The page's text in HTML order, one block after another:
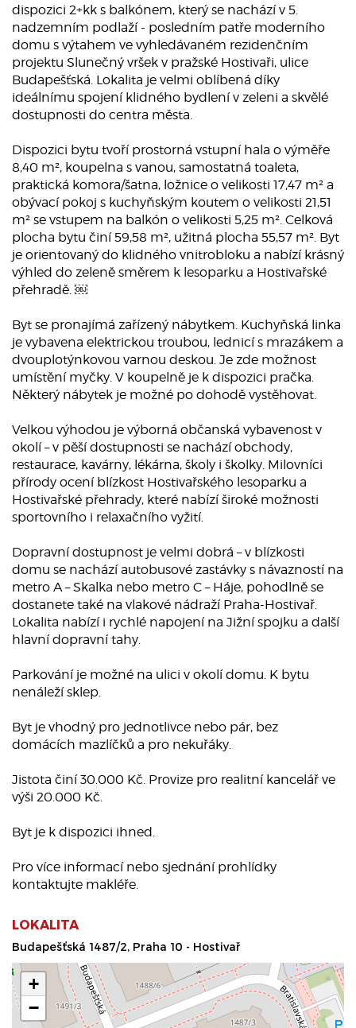
dispozici 2+kk s balkónem, který se nachází v 5.
nadzemním podlaží - posledním patře moderního
domu s výtahem ve vyhledávaném rezidenčním
projektu Slunečný vršek v pražské Hostivaři, ulice
Budapešťská. Lokalita je velmi oblíbená díky
ideálnímu spojení klidného bydlení v zeleni a skvělé
dostupnosti do centra města.
Dispozici bytu tvoří prostorná vstupní hala o výměře
8,40 m², koupelna s vanou, samostatná toaleta,
praktická komora/šatna, ložnice o velikosti 17,47 m² a
obývací pokoj s kuchyňským koutem o velikosti 21,51
m² se vstupem na balkón o velikosti 5,25 m². Celková
plocha bytu činí 59,58 m², užitná plocha 55,57 m². Byt
je orientovaný do klidného vnitrobloku a nabízí krásný
výhled do zeleně směrem k lesoparku a Hostivařské
přehradě. ￼
Byt se pronajímá zařízený nábytkem. Kuchyňská linka
je vybavena elektrickou troubou, lednicí s mrazákem a
dvouplotýnkovou varnou deskou. Je zde možnost
umístění myčky. V koupelně je k dispozici pračka.
Některý nábytek je možné po dohodě vystěhovat.
Velkou výhodou je výborná občanská vybavenost v
okolí – v pěší dostupnosti se nachází obchody,
restaurace, kavárny, lékárna, školy i školky. Milovníci
přírody ocení blízkost Hostivařského lesoparku a
Hostivařské přehrady, které nabízí široké možnosti
sportovního i relaxačního vyžití.
Dopravní dostupnost je velmi dobrá – v blízkosti
domu se nachází autobusové zastávky s návazností na
metro A – Skalka nebo metro C – Háje, pohodlně se
dostanete také na vlakové nádraží Praha-Hostivař.
Lokalita nabízí i rychlé napojení na Jižní spojku a další
hlavní dopravní tahy.
Parkování je možné na ulici v okolí domu. K bytu
nenáleží sklep.
Byt je vhodný pro jednotlivce nebo pár, bez
domácích mazlíčků a pro nekuřáky.
Jistota činí 30.000 Kč. Provize pro realitní kancelář ve
výši 20.000 Kč.
Byt je k dispozici ihned.
Pro více informací nebo sjednání prohlídky
kontaktujte makléře.
LOKALITA
Budapešťská 1487/2, Praha 10 - Hostivař
+
−